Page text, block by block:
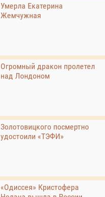
Умерла Екатерина
Жемчужная
Огромный дракон пролетел
над Лондоном
Золотовицкого посмертно
удостоили «ТЭФИ»
«Одиссея» Кристофера